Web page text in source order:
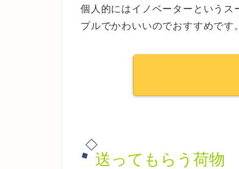
個人的にはイノベーターという
プルでかわいいのでおすすめです
送ってもらう荷物